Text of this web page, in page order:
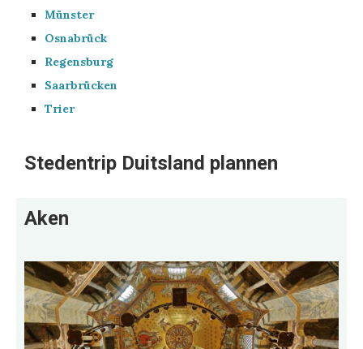
Münster
Osnabrück
Regensburg
Saarbrücken
Trier
Stedentrip Duitsland plannen
Aken